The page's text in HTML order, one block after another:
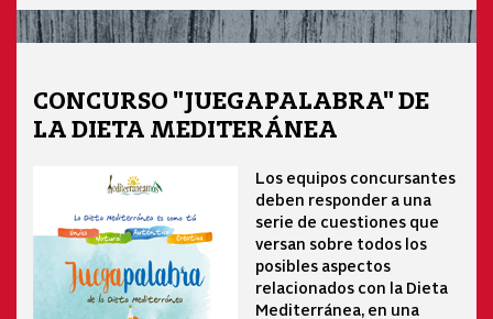
CONCURSO "JUEGAPALABRA" DE
LA DIETA MEDITERÁNEA
Los equipos concursantes
deben responder a una
serie de cuestiones que
versan sobre todos los
posibles aspectos
relacionados con la Dieta
Mediterránea, en una